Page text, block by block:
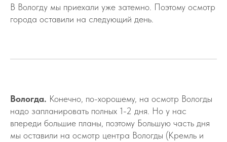
В Вологду мы приехали уже затемно. Поэтому осмотр
города оставили на следующий день.
Вологда. Конечно, по-хорошему, на осмотр Вологды
надо запланировать полных 1-2 дня. Но у нас
впереди большие планы, поэтому Большую часть дня
мы оставили на осмотр центра Вологды (Кремль и